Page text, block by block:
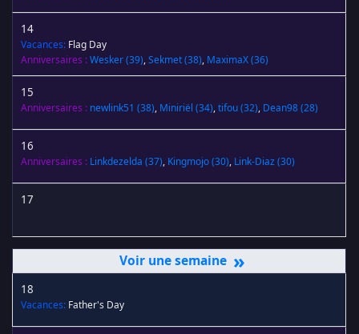
14
Vacances: Flag Day
Anniversaires :Wesker(39),Sekmet(38), MaximaX(36)
15
Anniversaires : newlink51 (38), Miniriël (34),tifou(32), Dean98(28)
16
Anniversaires : Linkdezelda (37), Kingmojo(30), Link-Diaz(30)
17
»
18
Vacances: Father's Day